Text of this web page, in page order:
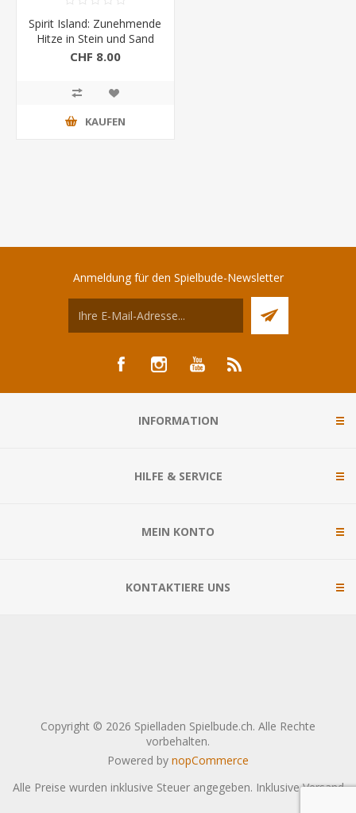
Spirit Island: Zunehmende
Hitze in Stein und Sand
Mini Erw.
CHF 8.00
KAUFEN
Anmeldung für den Spielbude-Newsletter
INFORMATION
HILFE & SERVICE
MEIN KONTO
KONTAKTIERE UNS
Copyright © 2026 Spielladen Spielbude.ch. Alle Rechte
vorbehalten.
Powered by nopCommerce
Alle Preise wurden inklusive Steuer angegeben. InklusiveVersand